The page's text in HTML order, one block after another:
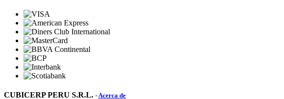
CUBICERP PERU S.R.L. -Acerca de